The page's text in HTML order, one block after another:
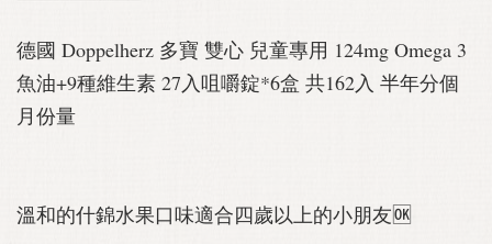
德國 Doppelherz 多寶 雙心 兒童專用 124mg Omega 3
魚油+9種維生素 27入咀嚼錠*6盒 共162入 半年分個
月份量
溫和的什錦水果口味適合四歲以上的小朋友🆗